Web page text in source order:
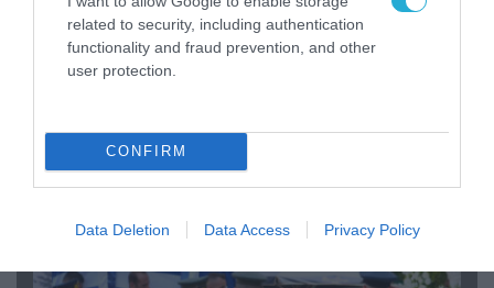
related to security, including authentication
functionality and fraud prevention, and other
user protection.
CONFIRM
Data Deletion Data Access Privacy Policy
06.08.2026 | 09:03
«Οι εντελώς αθώοι»: Η ανάρτηση του Αρκά για
Αττικής (φωτο)